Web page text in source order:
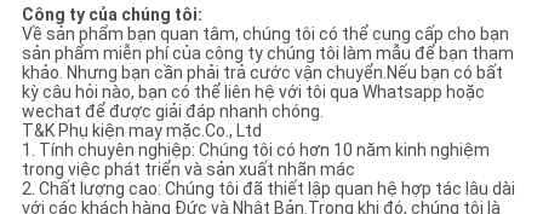
Công ty của chúng tôi:
Về sản phẩm bạn quan tâm, chúng tôi có thể cung cấp cho bạn
sản phẩm miễn phí của công ty chúng tôi làm mẫu để bạn tham
khảo. Nhưng bạn cần phải trả cước vận chuyển.Nếu bạn có bất
kỳ câu hỏi nào, bạn có thể liên hệ với tôi qua Whatsapp hoặc
wechat để được giải đáp nhanh chóng.
T&K Phụ kiện may mặc.Co., Ltd
1. Tính chuyên nghiệp: Chúng tôi có hơn 10 năm kinh nghiệm
trong việc phát triển và sản xuất nhãn mác
2. Chất lượng cao: Chúng tôi đã thiết lập quan hệ hợp tác lâu dài
với các khách hàng Đức và Nhật Bản.Trong khi đó, chúng tôi là